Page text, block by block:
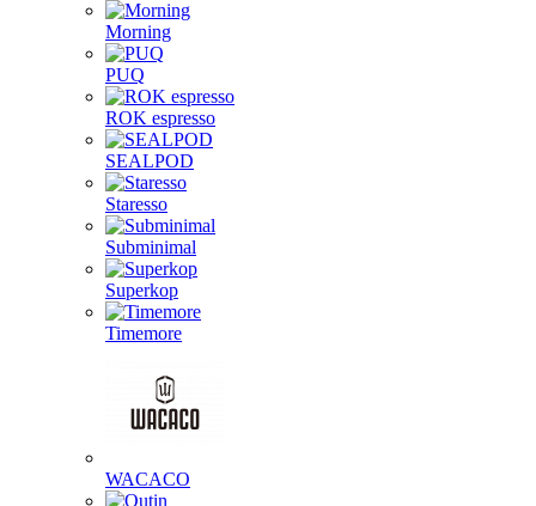
Morning
PUQ
ROK espresso
SEALPOD
Staresso
Subminimal
Superkop
Timemore
WACACO